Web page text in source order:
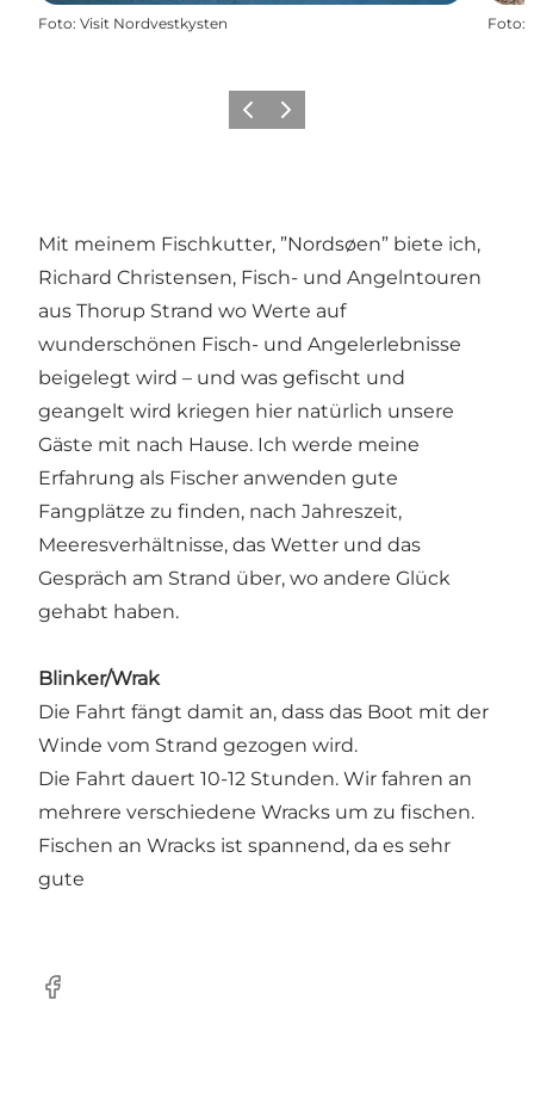
Foto: Visit Nordvestkysten Foto:
ZurückWeiter
Mit meinem Fischkutter, ”Nordsøen” biete ich,
Richard Christensen, Fisch- und Angelntouren
aus Thorup Strand wo Werte auf
wunderschönen Fisch- und Angelerlebnisse
beigelegt wird – und was gefischt und
geangelt wird kriegen hier natürlich unsere
Gäste mit nach Hause. Ich werde meine
Erfahrung als Fischer anwenden gute
Fangplätze zu finden, nach Jahreszeit,
Meeresverhältnisse, das Wetter und das
Gespräch am Strand über, wo andere Glück
gehabt haben.
Blinker/Wrak
Die Fahrt fängt damit an, dass das Boot mit der
Winde vom Strand gezogen wird.
Die Fahrt dauert 10-12 Stunden. Wir fahren an
mehrere verschiedene Wracks um zu fischen.
Fischen an Wracks ist spannend, da es sehr
gute
Facebook